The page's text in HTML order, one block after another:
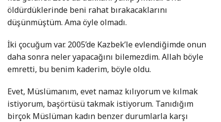
öldürdüklerinde beni rahat bırakacaklarını
düşünmüştüm. Ama öyle olmadı.
İki çocuğum var. 2005’de Kazbek’le evlendiğimde onun
daha sonra neler yapacağını bilemezdim. Allah böyle
emretti, bu benim kaderim, böyle oldu.
Evet, Müslümanım, evet namaz kılıyorum ve kılmak
istiyorum, başörtüsü takmak istiyorum. Tanıdığım
birçok Müslüman kadın benzer durumlarla karşı